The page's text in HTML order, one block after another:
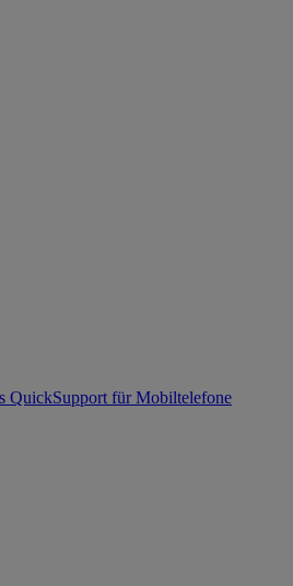
QuickSupport für Mobiltelefone